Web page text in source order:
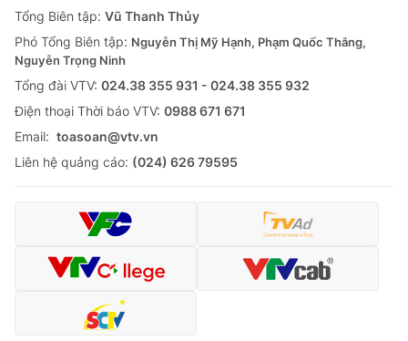
Tổng Biên tập: Vũ Thanh Thủy
Phó Tổng Biên tập: Nguyễn Thị Mỹ Hạnh, Phạm Quốc Thắng,
Nguyễn Trọng Ninh
Tổng đài VTV: 024.38 355 931 - 024.38 355 932
Ðiện thoại Thời báo VTV: 0988 671 671
Email: toasoan@vtv.vn
Liên hệ quảng cáo: (024) 626 79595